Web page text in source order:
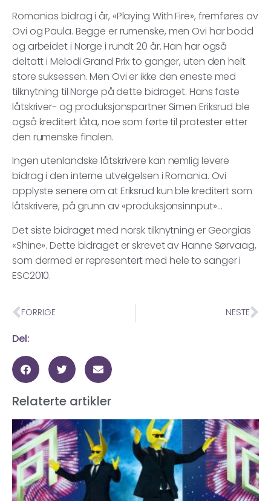
Romanias bidrag i år, «Playing With Fire», fremføres av
Ovi og Paula. Begge er rumenske, men Ovi har bodd
og arbeidet i Norge i rundt 20 år. Han har også
deltatt i Melodi Grand Prix to ganger, uten den helt
store suksessen. Men Ovi er ikke den eneste med
tilknytning til Norge på dette bidraget. Hans faste
låtskriver- og produksjonspartner Simen Eriksrud ble
også kreditert låta, noe som førte til protester etter
den rumenske finalen.
Ingen utenlandske låtskrivere kan nemlig levere
bidrag i den interne utvelgelsen i Romania. Ovi
opplyste senere om at Eriksrud kun ble kreditert som
låtskrivere, på grunn av «produksjonsinnput»…
Det siste bidraget med norsk tilknytning er Georgias
«Shine». Dette bidraget er skrevet av Hanne Sørvaag,
som dermed er representert med hele to sanger i
ESC2010.
FORRIGE NESTE
Del:
Relaterte artikler